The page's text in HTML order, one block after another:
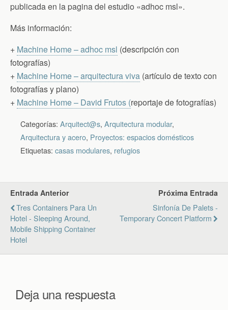
publicada en la pagina del estudio «adhoc msl».
Más información:
+ Machine Home – adhoc msl (descripción con
fotografías)
+ Machine Home – arquitectura viva (artículo de texto con
fotografías y plano)
+ Machine Home – David Frutos (reportaje de fotografías)
Categorías: Arquitect@s, Arquitectura modular,
Arquitectura y acero, Proyectos: espacios domésticos
Etiquetas: casas modulares, refugios
Entrada Anterior
Tres Containers Para Un
Hotel - Sleeping Around,
Mobile Shipping Container
Hotel
Próxima Entrada
Sinfonía De Palets -
Temporary Concert Platform
Deja una respuesta